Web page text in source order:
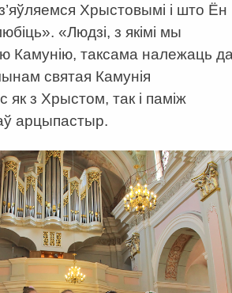
Хрыстовымі і што Ён
«Людзі, з якімі мы
Камунію, таксама належаць
святая Камунія
як з Хрыстом, так і паміж
арцыпастыр.